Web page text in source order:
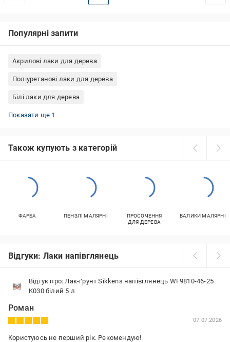
Популярні запити
Акрилові лаки для дерева
Поліуретанові лаки для дерева
Білі лаки для дерева
Акрилові лаки для стін
Показати ще 1
Також купують з категорій
ФАРБА ПЕНЗЛІ МАЛЯРНІ
ПРОСОЧЕННЯ
ДЛЯ ДЕРЕВА
ВАЛИКИ МАЛЯРНІ
Відгуки: Лаки напівглянець
Відгук про: Лак-ґрунт Sikkens напівглянець WF9810-46-25
K030 білий 5 л
Роман
07.07.2026
Користуюсь не перший рік. Рекомендую!